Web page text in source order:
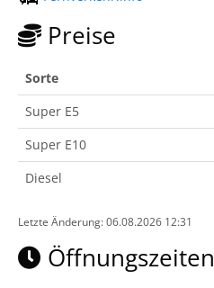
Preise
Sorte
Super E5
Super E10
Diesel
Letzte Änderung: 06.08.2026 12:31
Öffnungszeiten